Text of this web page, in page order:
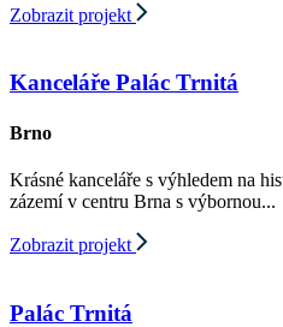
Zobrazit projekt
Kanceláře Palác Trnitá
Brno
Krásné kanceláře s výhledem na
zázemí v centru Brna s výbornou...
Zobrazit projekt
Palác Trnitá